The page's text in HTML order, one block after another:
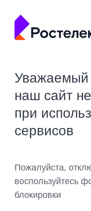
Уважаемый
наш сайт
при
сервисов
Пожалуйста,
воспользуйтесь
блокировки